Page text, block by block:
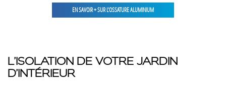
EN SAVOIR + SUR L’OSSATURE ALUMINIUM
L’ISOLATION DE VOTRE JARDIN
D’INTÉRIEUR